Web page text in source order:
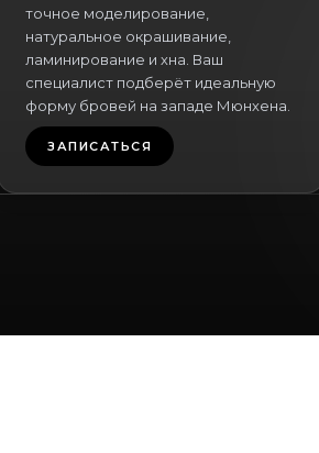
точное моделирование,
натуральное окрашивание,
ламинирование и хна. Ваш
специалист подберёт идеальную
форму бровей на западе Мюнхена.
ЗАПИСАТЬСЯ